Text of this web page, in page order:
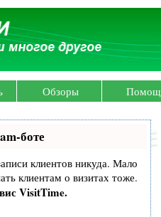
Обзоры
боте
клиентов никуда. Мало
клиентам о визитах тоже.
VisitTime.